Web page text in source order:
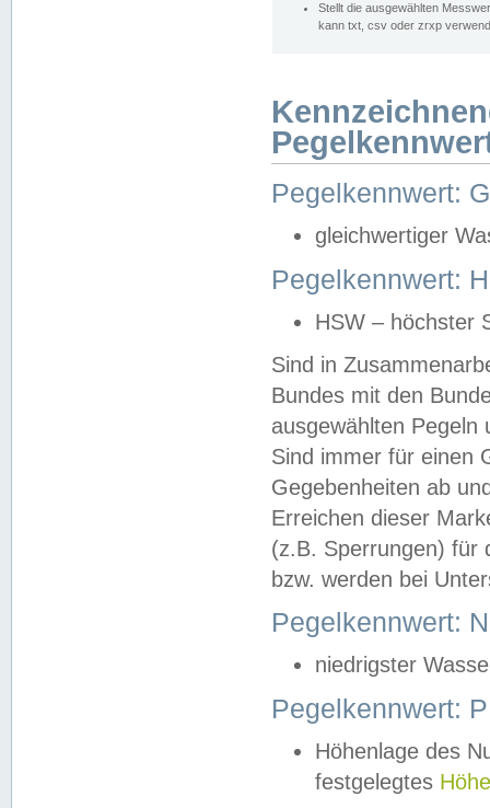
Stellt die ausgewählten
kann txt, csv oder zrxp
Pegelkennwert:
gleichwertiger
Pegelkennwert:
HSW – höchster
Sind in
Bundes mit den
ausgewählten
Sind immer für einen
Gegebenheiten ab
Erreichen dieser
(z.B. Sperrungen) für
bzw. werden bei
Pegelkennwert:
niedrigster
Pegelkennwert:
Höhenlage des
festgelegtes